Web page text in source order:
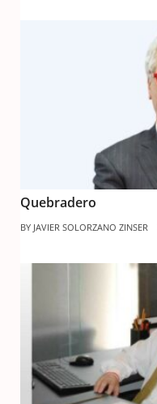
Quebradero
BY JAVIER SOLORZANO ZINSER